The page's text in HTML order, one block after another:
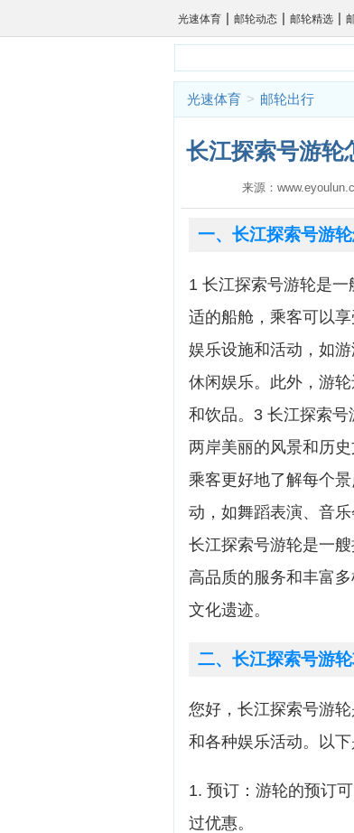
光速体育 | 邮轮动态 | 邮轮精选 |
光速体育 > 邮轮出行
长江探索号游轮
来源：
一、长江探索号游轮
1 长江探索号游轮是
适的船舱，乘客可以
娱乐设施和活动，如
休闲娱乐。此外，游
和饮品。3 长江探索
两岸美丽的风景和历
乘客更好地了解每个
动，如舞蹈表演、音
长江探索号游轮是一
高品质的服务和丰富
文化遗迹。
二、长江探索号游轮
您好，长江探索号游
和各种娱乐活动。以
1. 预订：游轮的预订
过优惠。